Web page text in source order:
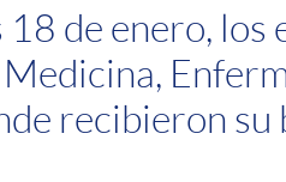
de enero,
recibieron